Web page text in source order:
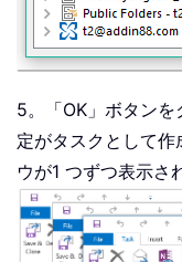
5。「OK」ボタン
定がタスクとして
ウが1 つずつ表示さ